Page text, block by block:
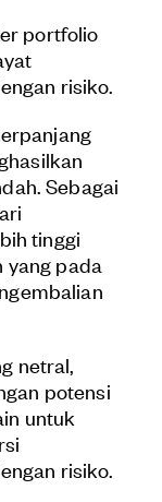
portfolio
risiko.
Sebagai
tinggi
yang pada
netral,
potensi
untuk
risiko.